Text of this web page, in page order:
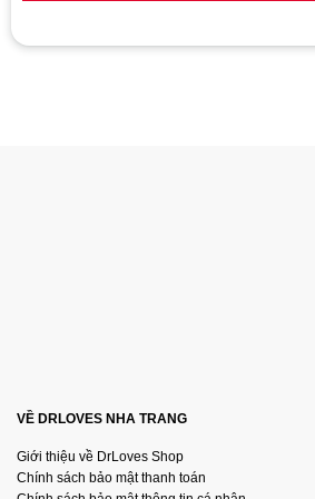
VỀ DRLOVES NHA TRANG
Giới thiệu về DrLoves Shop
Chính sách bảo mật thanh toán